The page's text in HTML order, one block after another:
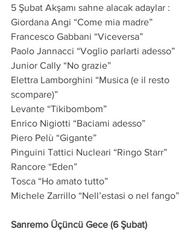
5 Şubat Akşamı sahne alacak adaylar :
Giordana Angi “Come mia madre”
Francesco Gabbani “Viceversa”
Paolo Jannacci “Voglio parlarti adesso”
Junior Cally “No grazie”
Elettra Lamborghini “Musica (e il resto
scompare)”
Levante “Tikibombom”
Enrico Nigiotti “Baciami adesso”
Piero Pelù “Gigante”
Pinguini Tattici Nucleari “Ringo Starr”
Rancore “Eden”
Tosca “Ho amato tutto”
Michele Zarrillo “Nell’estasi o nel fango”
Sanremo Üçüncü Gece (6 Şubat)